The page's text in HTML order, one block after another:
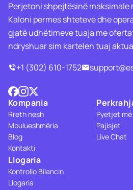
Perjetoni shpejtësinë maksimale
Kaloni permes shteteve dhe
gjatë udhëtimeve tuaja me
ndryshuar sim kartelen tuaj
+1 (302) 610-1752
Kompania
Rreth nesh
Mbulueshmëria
Blog
Kontakti
Pyetjet
Pajisjet
Live Chat
Llogaria
Kontrollo Bilancin
Llogaria